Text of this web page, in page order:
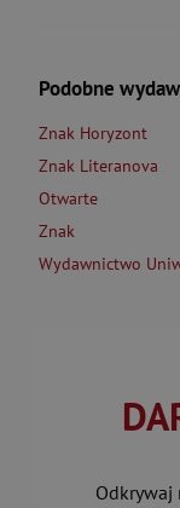
Podobne
Znak Horyzont
Znak Literanova
Otwarte
Znak
Wydawnictwo
Odkrywaj